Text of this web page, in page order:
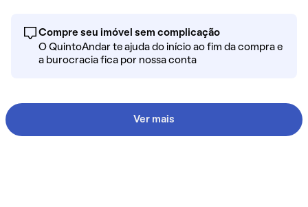
Compre seu imóvel sem complicação
O QuintoAndar te ajuda do início ao fim da compra e
a burocracia fica por nossa conta
Ver mais